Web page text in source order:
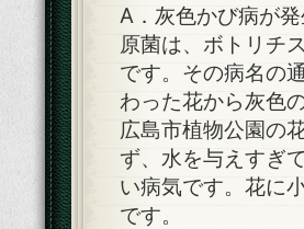
A．灰色かび病が
原菌は、ボトリチ
です。その病名の
わった花から灰色
広島市植物公園の
ず、水を与えすぎ
い病気です。花に
です。